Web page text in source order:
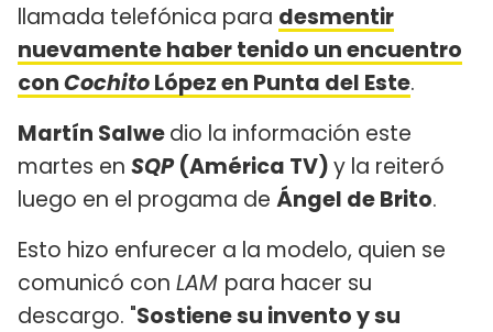
llamada telefónica para desmentir
nuevamente haber tenido un encuentro
conCochitoLópez en Punta del Este.
Martín Salwedio la información este
martes en SQP(América TV)y la reiteró
luego en el progama de Ángel de Brito.
Esto hizo enfurecer a la modelo, quien se
comunicó con LAM para hacer su
descargo. "Sostiene su invento y su